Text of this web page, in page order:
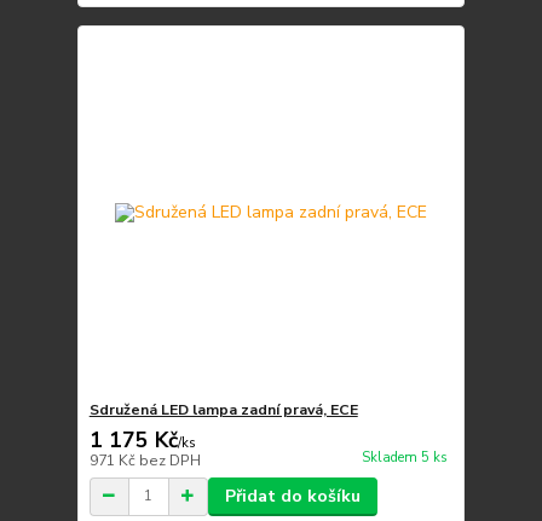
Sdružená LED lampa zadní pravá, ECE
1 175 Kč/ks
971 Kč bez DPH Skladem 5 ks
Přidat do košíku